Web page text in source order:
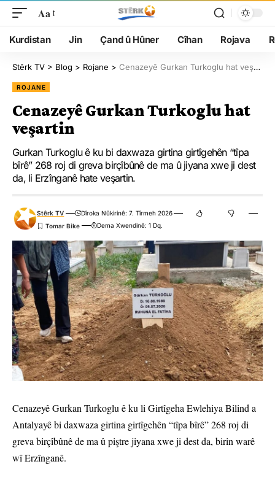
Aa
Kurdistan Jin Çand û Hûner Cîhan Rojava
Stêrk TV > Blog > Rojane > Cenazeyê Gurkan Turkoglu hat veşartin
ROJANE
Cenazeyê Gurkan Turkoglu hat
veşartin
Gurkan Turkoglu ê ku bi daxwaza girtina girtîgehên “tîpa
bîrê” 268 roj di greva birçîbûnê de ma û jiyana xwe ji dest
da, li Erzînganê hate veşartin.
Stêrk TV
Dîroka Nûkirinê: 7. Tîrmeh 2026
Dema Xwendinê: 1 Dq.
Cenazeyê Gurkan Turkoglu ê ku li Girtîgeha Ewlehiya Bilind a
Antalyayê bi daxwaza girtina girtîgehên “tîpa bîrê” 268 roj di
greva birçîbûnê de ma û piştre jiyana xwe ji dest da, birin warê
wî Erzînganê.